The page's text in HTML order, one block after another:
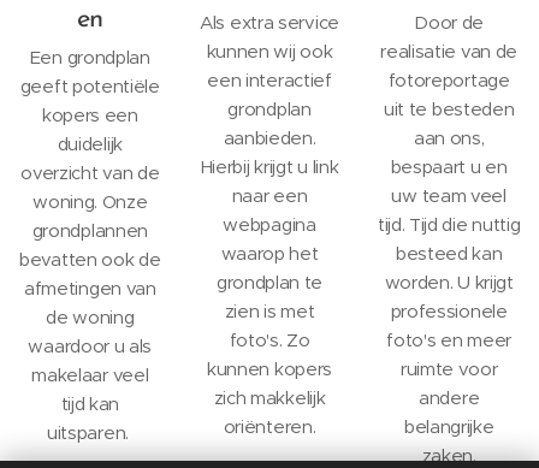
en
Een grondplan
geeft potentiële
kopers een
duidelijk
overzicht van de
woning. Onze
grondplannen
bevatten ook de
afmetingen van
de woning
waardoor u als
makelaar veel
tijd kan
uitsparen.
Als extra service
kunnen wij ook
een interactief
grondplan
aanbieden.
Hierbij krijgt u link
naar een
webpagina
waarop het
grondplan te
zien is met
foto's. Zo
kunnen kopers
zich makkelijk
oriënteren.
Door de
realisatie van de
fotoreportage
uit te besteden
aan ons,
bespaart u en
uw team veel
tijd. Tijd die nuttig
besteed kan
worden. U krijgt
professionele
foto's en meer
ruimte voor
andere
belangrijke
zaken,